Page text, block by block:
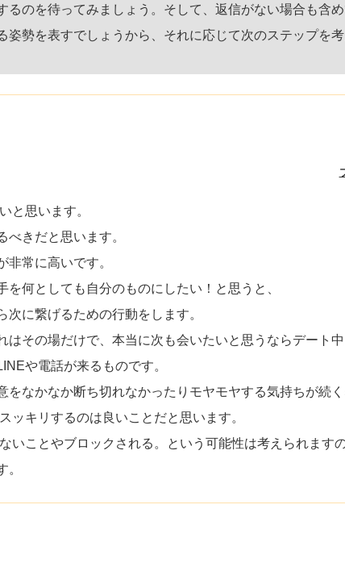
るのを待ってみましょう。そして、返信がない場合も含
姿勢を表すでしょうから、それに応じて次のステップを
と思います。
きだと思います。
常に高いです。
何としても自分のものにしたい！と思うと、
に繋げるための行動をします。
はその場だけで、本当に次も会いたいと思うならデート
や電話が来るものです。
なかなか断ち切れなかったりモヤモヤする気持ちが続く
ッキリするのは良いことだと思います。
いことやブロックされる。という可能性は考えられます
。